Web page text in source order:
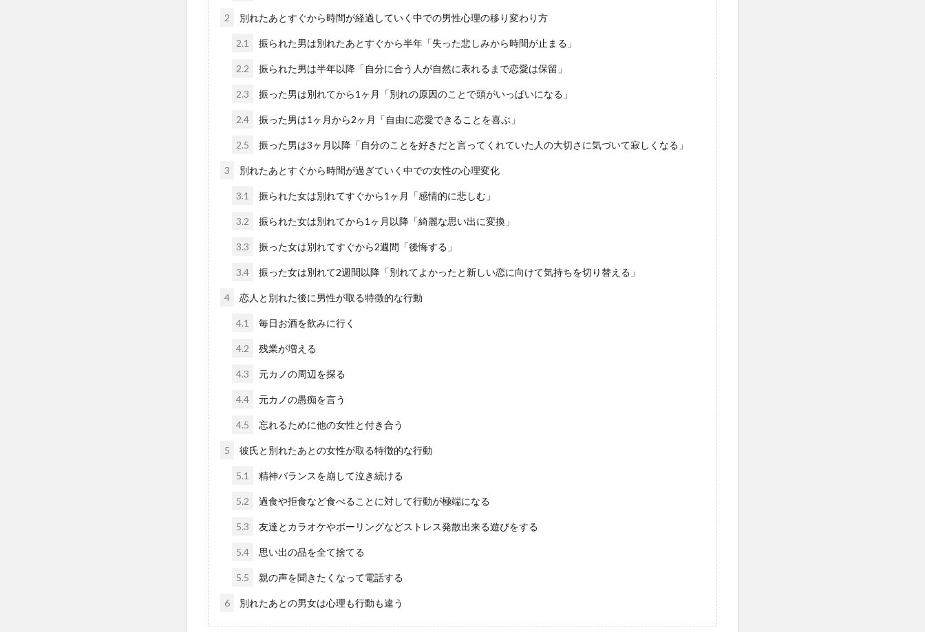
2 別れたあとすぐから時間が経過していく中での男性心理の移り変わり方
2.1 振られた男は別れたあとすぐから半年「失った悲しみから時間が止まる」
2.2 振られた男は半年以降「自分に合う人が自然に表れるまで恋愛は保留」
2.3 振った男は別れてから1ヶ月「別れの原因のことで頭がいっぱいになる」
2.4 振った男は1ヶ月から2ヶ月「自由に恋愛できることを喜ぶ」
2.5 振った男は3ヶ月以降「自分のことを好きだと言ってくれていた人の大切さに気づいて寂しくなる」
3 別れたあとすぐから時間が過ぎていく中での女性の心理変化
3.1 振られた女は別れてすぐから1ヶ月「感情的に悲しむ」
3.2 振られた女は別れてから1ヶ月以降「綺麗な思い出に変換」
3.3 振った女は別れてすぐから2週間「後悔する」
3.4 振った女は別れて2週間以降「別れてよかったと新しい恋に向けて気持ちを切り替える」
4 恋人と別れた後に男性が取る特徴的な行動
4.1 毎日お酒を飲みに行く
4.2 残業が増える
4.3 元カノの周辺を探る
4.4 元カノの愚痴を言う
4.5 忘れるために他の女性と付き合う
5 彼氏と別れたあとの女性が取る特徴的な行動
5.1 精神バランスを崩して泣き続ける
5.2 過食や拒食など食べることに対して行動が極端になる
5.3 友達とカラオケやボーリングなどストレス発散出来る遊びをする
5.4 思い出の品を全て捨てる
5.5 親の声を聞きたくなって電話する
6 別れたあとの男女は心理も行動も違う